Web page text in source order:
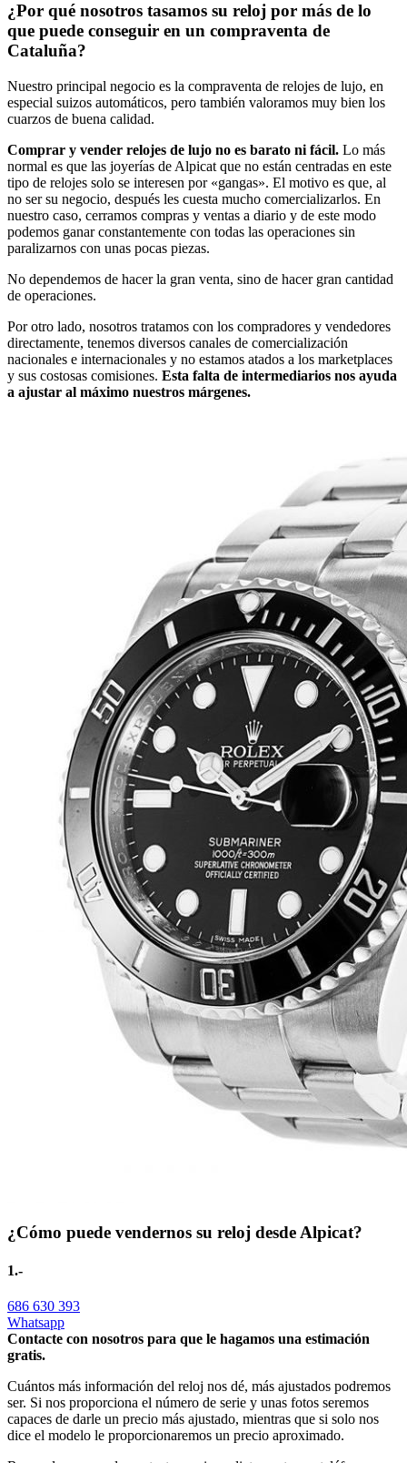
¿Por qué nosotros tasamos su reloj por más de lo
que puede conseguir en un compraventa de
Cataluña?
Nuestro principal negocio es la compraventa de relojes de lujo, en
especial suizos automáticos, pero también valoramos muy bien los
cuarzos de buena calidad.
Comprar y vender relojes de lujo no es barato ni fácil. Lo más
normal es que las joyerías de Alpicat que no están centradas en este
tipo de relojes solo se interesen por «gangas». El motivo es que, al
no ser su negocio, después les cuesta mucho comercializarlos. En
nuestro caso, cerramos compras y ventas a diario y de este modo
podemos ganar constantemente con todas las operaciones sin
paralizarnos con unas pocas piezas.
No dependemos de hacer la gran venta, sino de hacer gran cantidad
de operaciones.
Por otro lado, nosotros tratamos con los compradores y vendedores
directamente, tenemos diversos canales de comercialización
nacionales e internacionales y no estamos atados a los marketplaces
y sus costosas comisiones. Esta falta de intermediarios nos ayuda
a ajustar al máximo nuestros márgenes.
¿Cómo puede vendernos su reloj desde Alpicat?
1.-
686 630 393
Whatsapp
Contacte con nosotros para que le hagamos una estimación
gratis.
Cuántos más información del reloj nos dé, más ajustados podremos
ser. Si nos proporciona el número de serie y unas fotos seremos
capaces de darle un precio más ajustado, mientras que si solo nos
dice el modelo le proporcionaremos un precio aproximado.